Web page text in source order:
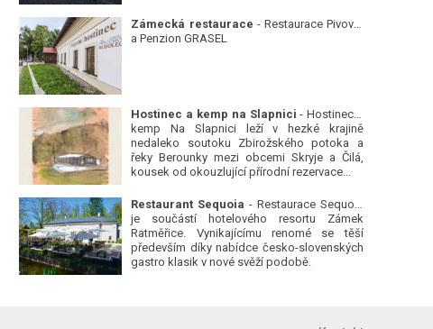
Zámecká restaurace - Restaurace Pivovar
a Penzion GRASEL
Hostinec a kemp na Slapnici - Hostinec a
kemp Na Slapnici leží v hezké krajině
nedaleko soutoku Zbirožského potoka a
řeky Berounky mezi obcemi Skryje a Čilá,
kousek od okouzlující přírodní rezervace...
Restaurant Sequoia - Restaurace Sequoia
je součástí hotelového resortu Zámek
Ratměřice. Vynikajícímu renomé se těší
především díky nabídce česko-slovenských
gastro klasik v nové svěží podobě.